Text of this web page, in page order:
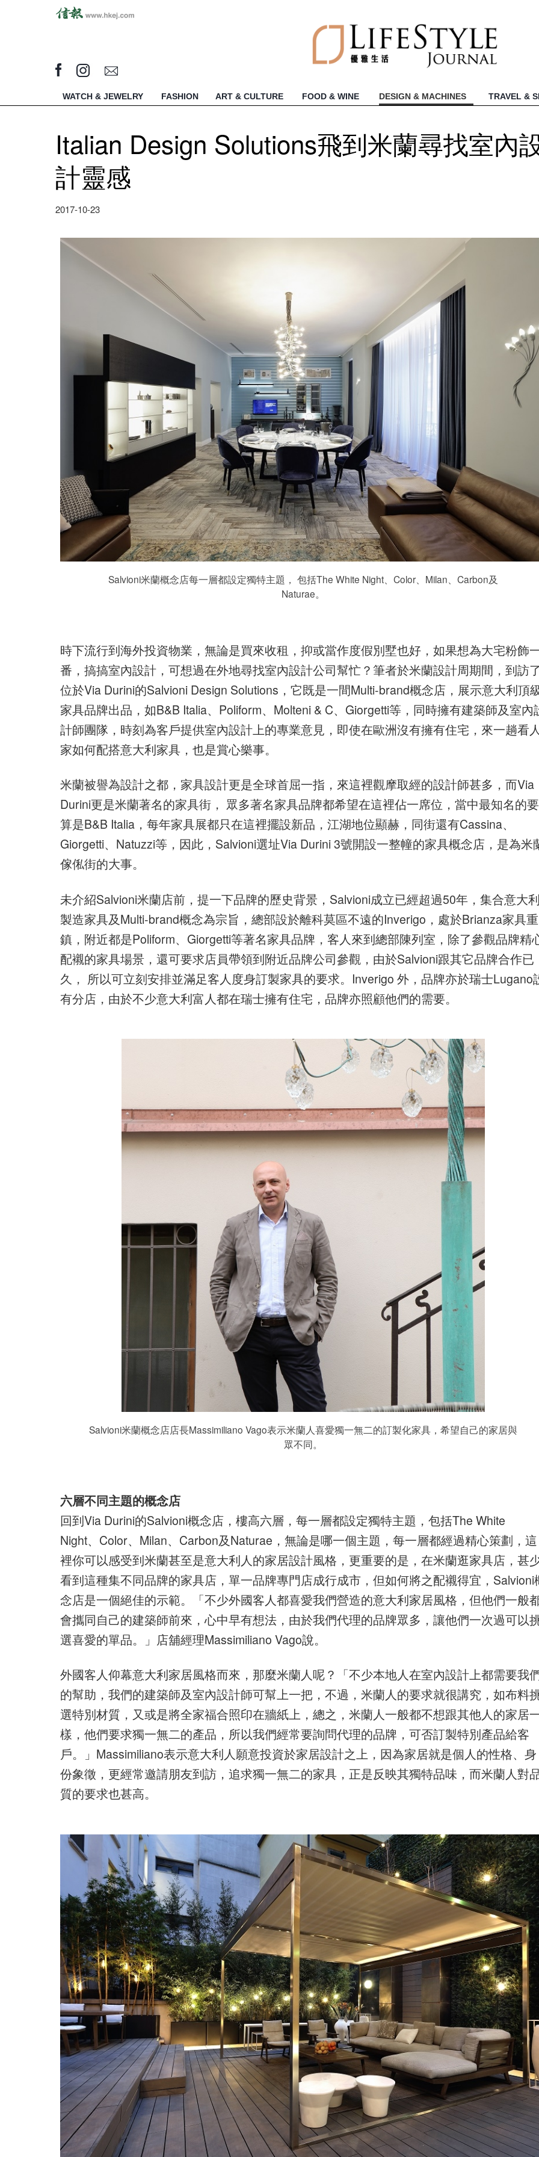
WATCH & JEWELRY FASHION ART & CULTURE FOOD & WINE DESIGN & MACHINES TRAVEL &
Italian Design Solutions飛到米蘭尋找室內
計靈感
2017-10-23
Salvioni米蘭概念店每一層都設定獨特主題， 包括The White Night、Color、Milan、Carbon及
Naturae。
時下流行到海外投資物業，無論是買來收租，抑或當作度假別墅也好，如果想為大宅粉飾
番，搞搞室內設計，可想過在外地尋找室內設計公司幫忙？筆者於米蘭設計周期間，到訪了
位於Via Durini的Salvioni Design Solutions，它既是一間Multi-brand概念店，展示意大利頂
家具品牌出品，如B&B Italia、Poliform、Molteni & C、Giorgetti等，同時擁有建築師及室內
計師團隊，時刻為客戶提供室內設計上的專業意見，即使在歐洲沒有擁有住宅，來一趟看人
家如何配搭意大利家具，也是賞心樂事。
米蘭被譽為設計之都，家具設計更是全球首屈一指，來這裡觀摩取經的設計師甚多，而Via
Durini更是米蘭著名的家具街， 眾多著名家具品牌都希望在這裡佔一席位，當中最知名的要
算是B&B Italia，每年家具展都只在這裡擺設新品，江湖地位顯赫，同街還有Cassina、
Giorgetti、Natuzzi等，因此，Salvioni選址Via Durini 3號開設一整幢的家具概念店，是為米
傢俬街的大事。
未介紹Salvioni米蘭店前，提一下品牌的歷史背景，Salvioni成立已經超過50年，集合意大利
製造家具及Multi-brand概念為宗旨，總部設於離科莫區不遠的Inverigo，處於Brianza家具重
鎮，附近都是Poliform、Giorgetti等著名家具品牌，客人來到總部陳列室，除了參觀品牌精
配襯的家具場景，還可要求店員帶領到附近品牌公司參觀，由於Salvioni跟其它品牌合作已
久， 所以可立刻安排並滿足客人度身訂製家具的要求。Inverigo 外，品牌亦於瑞士Lugano
有分店，由於不少意大利富人都在瑞士擁有住宅，品牌亦照顧他們的需要。
Salvioni米蘭概念店店長Massimiliano Vago表示米蘭人喜愛獨一無二的訂製化家具，希望自己的家居與
眾不同。
六層不同主題的概念店
回到Via Durini的Salvioni概念店，樓高六層，每一層都設定獨特主題，包括The White
Night、Color、Milan、Carbon及Naturae，無論是哪一個主題，每一層都經過精心策劃，這
裡你可以感受到米蘭甚至是意大利人的家居設計風格，更重要的是，在米蘭逛家具店，甚
看到這種集不同品牌的家具店，單一品牌專門店成行成市，但如何將之配襯得宜，Salvioni
念店是一個絕佳的示範。「不少外國客人都喜愛我們營造的意大利家居風格，但他們一般
會攜同自己的建築師前來，心中早有想法，由於我們代理的品牌眾多，讓他們一次過可以
選喜愛的單品。」店舖經理Massimiliano Vago說。
外國客人仰幕意大利家居風格而來，那麼米蘭人呢？「不少本地人在室內設計上都需要我
的幫助，我們的建築師及室內設計師可幫上一把，不過，米蘭人的要求就很講究，如布料
選特別材質，又或是將全家福合照印在牆紙上，總之，米蘭人一般都不想跟其他人的家居
樣，他們要求獨一無二的產品，所以我們經常要詢問代理的品牌，可否訂製特別產品給客
戶。」Massimiliano表示意大利人願意投資於家居設計之上，因為家居就是個人的性格、身
份象徵，更經常邀請朋友到訪，追求獨一無二的家具，正是反映其獨特品味，而米蘭人對
質的要求也甚高。